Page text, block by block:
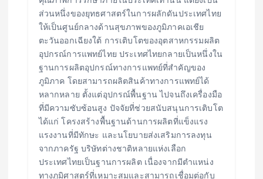
ส่วนหนึ่งของยุทธศาสตร์ในการผลักดันประเทศไทย
ให้เป็นศูนย์กลางด้านสุขภาพของภูมิภาคเอเชีย
ตะวันออกเฉียงใต้ การเติบโตของอุตสาหกรรมผลิต
อุปกรณ์การแพทย์ไทย ประเทศไทยกลายเป็นหนึ่งใน
ฐานการผลิตอุปกรณ์ทางการแพทย์ที่สำคัญของ
ภูมิภาค โดยสามารถผลิตสินค้าทางการแพทย์ได้
หลากหลาย ตั้งแต่อุปกรณ์พื้นฐาน ไปจนถึงเครื่องมือ
ที่มีความซับซ้อนสูง ปัจจัยที่ช่วยสนับสนุนการเติบโต
ได้แก่ โครงสร้างพื้นฐานด้านการผลิตที่แข็งแรง
แรงงานที่มีทักษะ และนโยบายส่งเสริมการลงทุน
จากภาครัฐ บริษัทต่างชาติหลายแห่งเลือก
ประเทศไทยเป็นฐานการผลิต เนื่องจากมีตำแหน่ง
ทางภูมิศาสตร์ที่เหมาะสมและสามารถเชื่อมต่อกับ